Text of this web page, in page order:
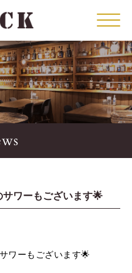
Click
ワーもございます🌟
ワーもございます🌟